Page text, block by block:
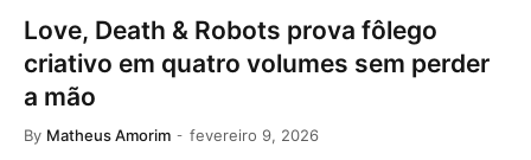
Love, Death & Robots prova fôlego
criativo em quatro volumes sem perder
a mão
By Matheus Amorim fevereiro 9, 2026